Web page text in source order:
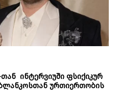
ინტერვიუში ფსიქიკურ
ურთიერთობის